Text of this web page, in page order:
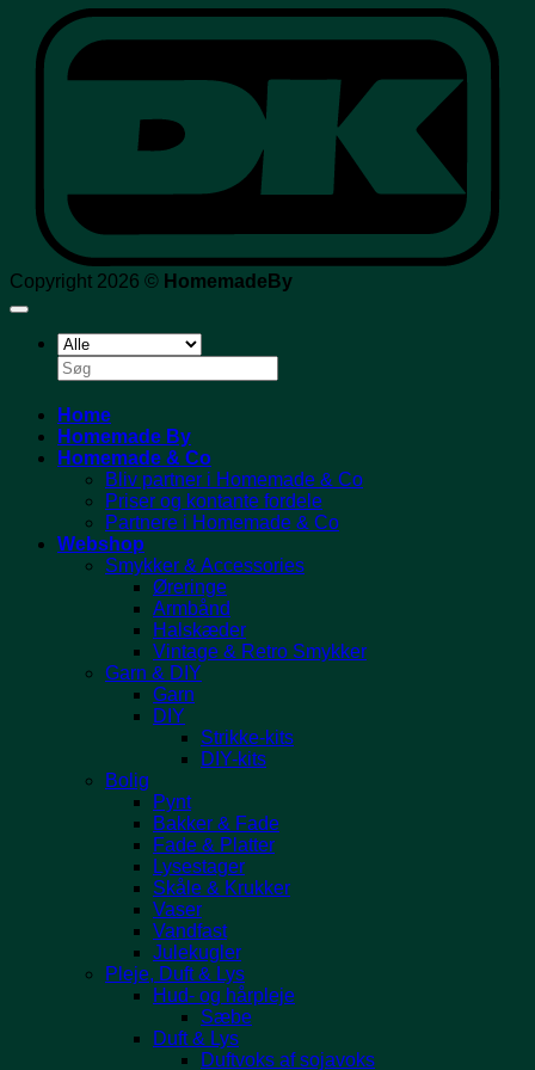
Copyright 2026 © HomemadeBy
Søg
efter:
Home
Homemade By
Homemade & Co
Bliv partner i Homemade & Co
Priser og kontante fordele
Partnere i Homemade & Co
Webshop
Smykker & Accessories
Øreringe
Armbånd
Halskæder
Vintage & Retro Smykker
Garn & DIY
Garn
DIY
Strikke-kits
DIY-kits
Bolig
Pynt
Bakker & Fade
Fade & Platter
Lysestager
Skåle & Krukker
Vaser
Vandfast
Julekugler
Pleje, Duft & Lys
Hud- og hårpleje
Sæbe
Duft & Lys
Duftvoks af sojavoks